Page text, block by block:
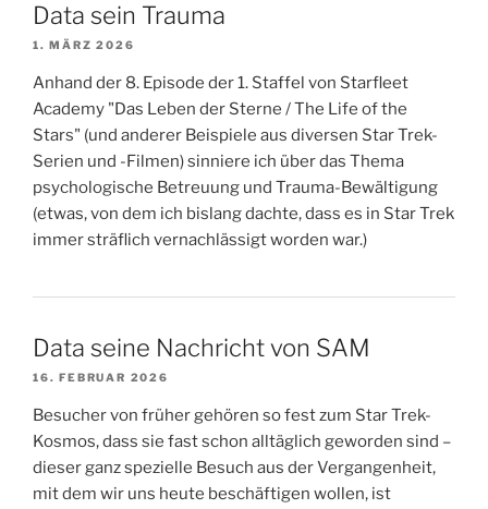
Data sein Trauma
1. MÄRZ 2026
Anhand der 8. Episode der 1. Staffel von Starfleet
Academy "Das Leben der Sterne / The Life of the
Stars" (und anderer Beispiele aus diversen Star Trek-
Serien und -Filmen) sinniere ich über das Thema
psychologische Betreuung und Trauma-Bewältigung
(etwas, von dem ich bislang dachte, dass es in Star Trek
immer sträflich vernachlässigt worden war.)
Data seine Nachricht von SAM
16. FEBRUAR 2026
Besucher von früher gehören so fest zum Star Trek-
Kosmos, dass sie fast schon alltäglich geworden sind –
dieser ganz spezielle Besuch aus der Vergangenheit,
mit dem wir uns heute beschäftigen wollen, ist